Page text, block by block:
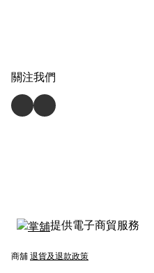
關注我們
提供電子商貿服務
商舖 退貨及退款政策